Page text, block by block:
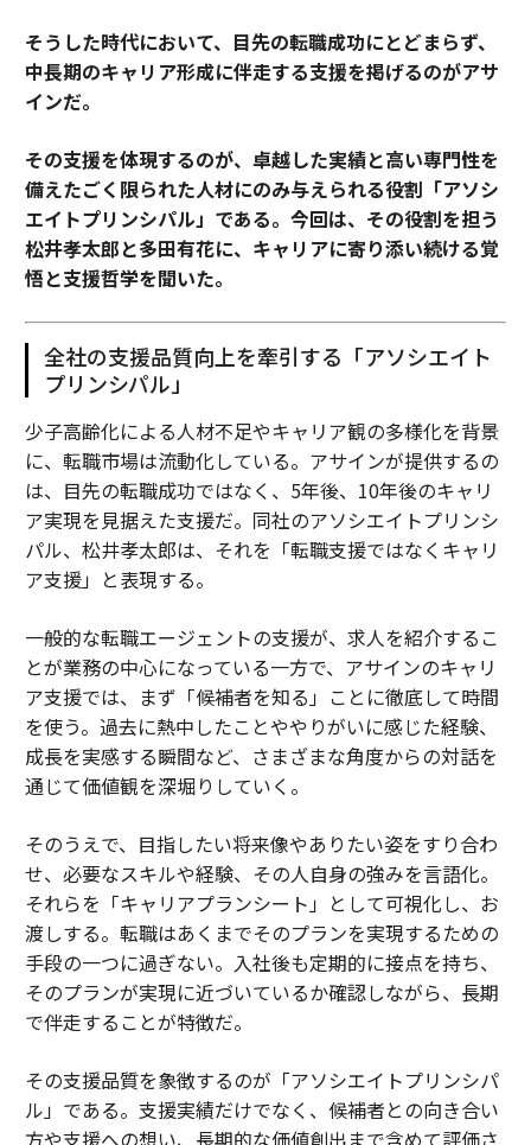
そうした時代において、目先の転職成功にとどまらず、
中長期のキャリア形成に伴走する支援を掲げるのがアサ
インだ。
その支援を体現するのが、卓越した実績と高い専門性を
備えたごく限られた人材にのみ与えられる役割「アソシ
エイトプリンシパル」である。今回は、その役割を担う
松井孝太郎と多田有花に、キャリアに寄り添い続ける覚
悟と支援哲学を聞いた。
全社の支援品質向上を牽引する「アソシエイト
プリンシパル」
少子高齢化による人材不足やキャリア観の多様化を背景
に、転職市場は流動化している。アサインが提供するの
は、目先の転職成功ではなく、5年後、10年後のキャリ
ア実現を見据えた支援だ。同社のアソシエイトプリンシ
パル、松井孝太郎は、それを「転職支援ではなくキャリ
ア支援」と表現する。
一般的な転職エージェントの支援が、求人を紹介するこ
とが業務の中心になっている一方で、アサインのキャリ
ア支援では、まず「候補者を知る」ことに徹底して時間
を使う。過去に熱中したことややりがいに感じた経験、
成長を実感する瞬間など、さまざまな角度からの対話を
通じて価値観を深堀りしていく。
そのうえで、目指したい将来像やありたい姿をすり合わ
せ、必要なスキルや経験、その人自身の強みを言語化。
それらを「キャリアプランシート」として可視化し、お
渡しする。転職はあくまでそのプランを実現するための
手段の一つに過ぎない。入社後も定期的に接点を持ち、
そのプランが実現に近づいているか確認しながら、長期
で伴走することが特徴だ。
その支援品質を象徴するのが「アソシエイトプリンシパ
ル」である。支援実績だけでなく、候補者との向き合い
方や支援への想い、長期的な価値創出まで含めて評価さ